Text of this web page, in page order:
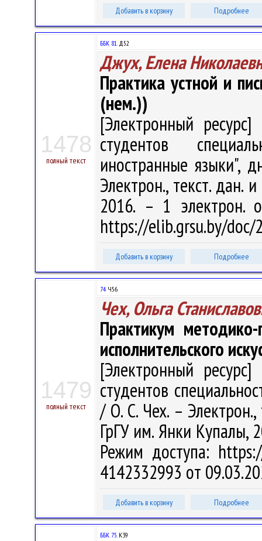
Добавить в корзину Подробнее
1478
полный текст
ББК 81.Д52
Джух, Елена
Практика устной и
(нем.))
[Электронный
студентов
иностранные языки",
Электрон., текст. дан.
2016. – 1 электрон.
https://elib.grsu.by/doc/
Добавить в корзину Подробнее
1479
полный текст
74 Ч56
Чех, Ольга
Практикум методико-
исполнительского
[Электронный
студентов
/ О. С. Чех. –
ГрГУ им. Янки Купалы,
Режим доступа:
4142332993 от
Добавить в корзину Подробнее
ББК 75.К39